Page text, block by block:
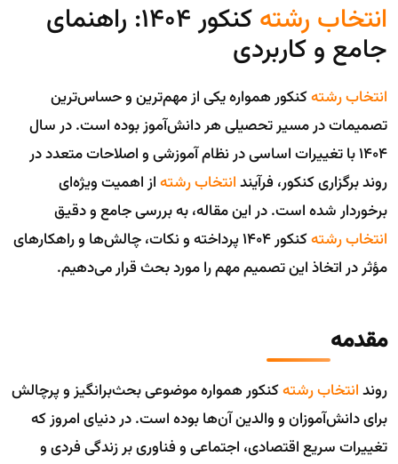
انتخاب رشته کنکور 1404: راهنمای
جامع و کاربردی
انتخاب رشتهکنکور همواره یکی از مهم‌ترین و حساس‌ترین
تصمیمات در مسیر تحصیلی هر دانش‌آموز بوده است. در سال
1404 با تغییرات اساسی در نظام آموزشی و اصلاحات متعدد در
روند برگزاری کنکور، فرآیندانتخاب رشتهاز اهمیت ویژه‌ای
برخوردار شده است. در این مقاله، به بررسی جامع و دقیق
انتخاب رشته
کنکور 1404 پرداخته و نکات، چالش‌ها و راهکارهای
مؤثر در اتخاذ این تصمیم مهم را مورد بحث قرار می‌دهیم.
مقدمه
روندانتخاب رشتهکنکور همواره موضوعی بحث‌برانگیز و پرچالش
برای دانش‌آموزان و والدین آن‌ها بوده است. در دنیای امروز که
تغییرات سریع اقتصادی، اجتماعی و فناوری بر زندگی فردی و